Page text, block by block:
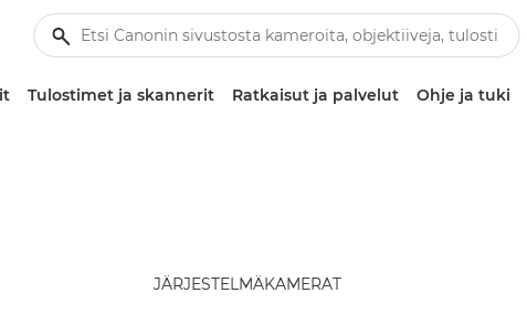
Tulostimet ja skannerit Ratkaisut ja palvelut Ohje ja tuki
JÄRJESTELMÄKAMERAT